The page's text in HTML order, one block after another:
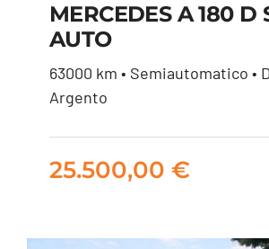
MERCEDES A
25.500,00€
MERCEDES A 180 D
AUTO
63000 km • Semiautomatico •
Argento
25.500,00 €